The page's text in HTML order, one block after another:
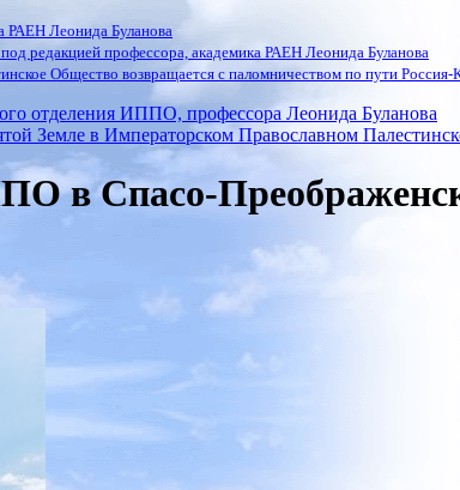
РАЕН Леонида Буланова
редакцией профессора, академика РАЕН Леонида Буланова
Общество возвращается с паломничеством по пути
отделения ИППО, профессора Леонида Буланова
Земле в Императорском Православном
в Спасо-